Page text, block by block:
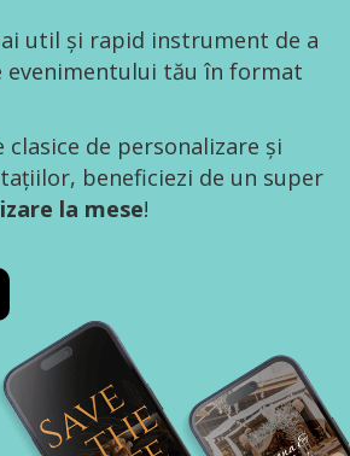
util și rapid instrument de a
tău în format
clasice de personalizare și
beneficiezi de un super
la mese!